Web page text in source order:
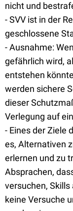
nicht und
- SVV ist in der
geschlossene
- Ausnahme:
gefährlich wird,
entstehen
werden sichere
dieser
Verlegung auf
- Eines der Ziele
es, Alternativen
erlernen und zu
Absprachen,
versuchen,
keine Versuche